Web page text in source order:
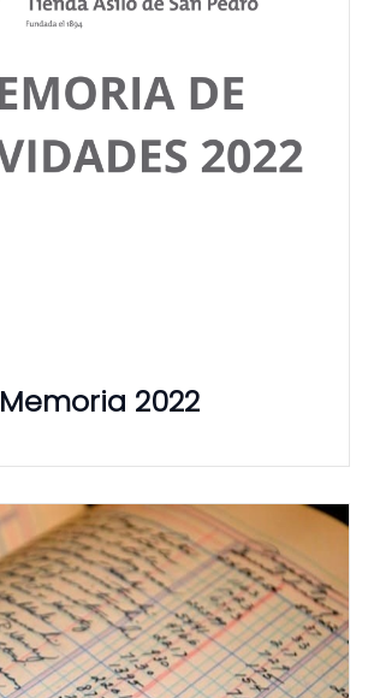
Memoria 2022